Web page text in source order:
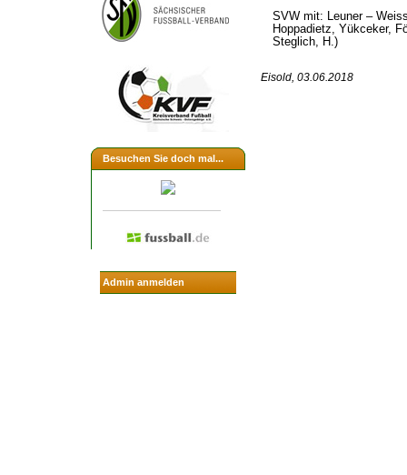
Besuchen Sie doch mal...
Admin anmelden
SVW mit: Leuner –
Hoppadietz, Yükceker,
Steglich, H.)
Eisold, 03.06.2018